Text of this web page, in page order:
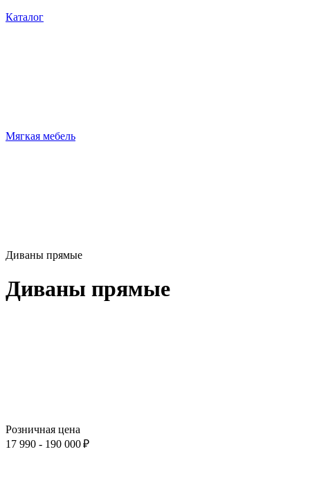
Каталог
Мягкая мебель
Диваны прямые
Диваны прямые
Розничная цена
17 990 - 190 000 ₽